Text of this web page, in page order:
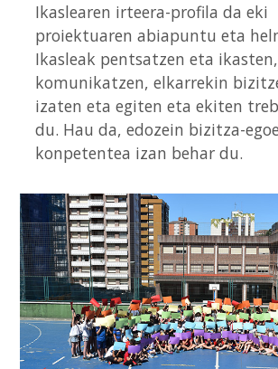
Ikaslearen irteera-profila da eki
proiektuaren abiapuntu eta
Ikasleak pentsatzen eta ikasten,
komunikatzen, elkarrekin
izaten eta egiten eta ekiten
du. Hau da, edozein bizitza-
konpetentea izan behar du.